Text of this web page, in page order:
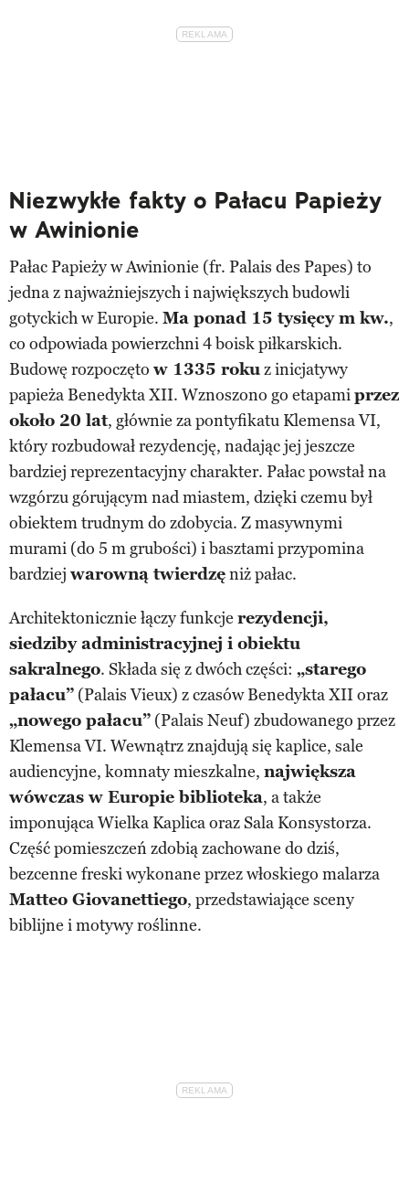
Niezwykłe fakty o Pałacu Papieży
w Awinionie
Pałac Papieży w Awinionie (fr. Palais des Papes) to
jedna z najważniejszych i największych budowli
gotyckich w Europie. Ma ponad 15 tysięcy m kw.,
co odpowiada powierzchni 4 boisk piłkarskich.
Budowę rozpoczęto w 1335 rokuz inicjatywy
papieża Benedykta XII. Wznoszono go etapamiprzez
około 20 lat, głównie za pontyfikatu Klemensa VI,
który rozbudował rezydencję, nadając jej jeszcze
bardziej reprezentacyjny charakter. Pałac powstał na
wzgórzu górującym nad miastem, dzięki czemu był
obiektem trudnym do zdobycia. Z masywnymi
murami (do 5 m grubości) i basztami przypomina
bardziej warowną twierdzęniż pałac.
Architektonicznie łączy funkcje rezydencji,
siedziby administracyjnej i obiektu
sakralnego. Składa się z dwóch części: „starego
pałacu” (Palais Vieux) z czasów Benedykta XII oraz
„nowego pałacu” (Palais Neuf) zbudowanego przez
Klemensa VI. Wewnątrz znajdują się kaplice, sale
audiencyjne, komnaty mieszkalne, największa
wówczas w Europie biblioteka, a także
imponująca Wielka Kaplica oraz Sala Konsystorza.
Część pomieszczeń zdobią zachowane do dziś,
bezcenne freski wykonane przez włoskiego malarza
Matteo Giovanettiego, przedstawiające sceny
biblijne i motywy roślinne.